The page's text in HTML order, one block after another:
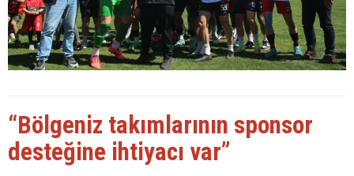
“Bölgeniz takımlarının sponsor
desteğine ihtiyacı var”